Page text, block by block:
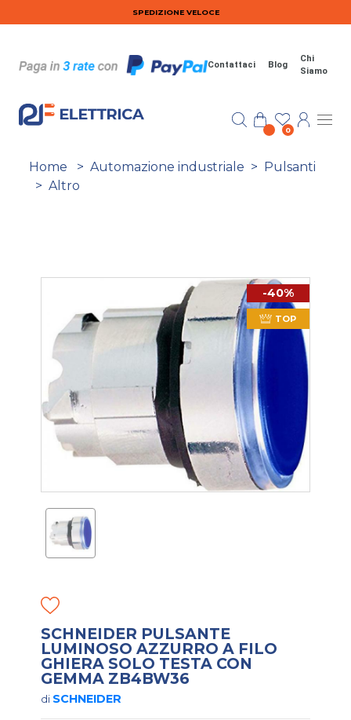
Salta al contenuto principaleSPEDIZIONE VELOCE
Contattaci Blog
Chi
Siamo
0
Home > Automazione industriale >
Pulsanti
> Altro
-40%
TOP
SCHNEIDER PULSANTE
LUMINOSO AZZURRO A FILO
GHIERA SOLO TESTA CON
GEMMA ZB4BW36
di SCHNEIDER